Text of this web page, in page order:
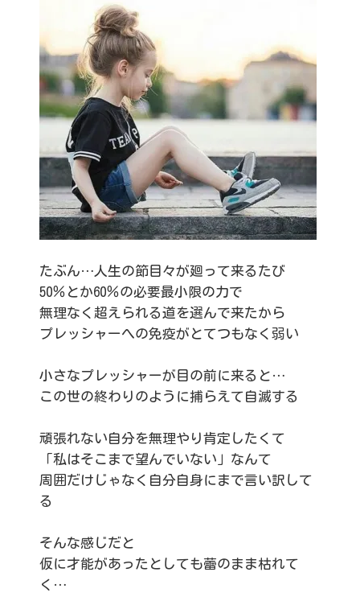
たぶん…人生の節目々が廻って来るたび
50％とか60％の必要最小限の力で
無理なく超えられる道を選んで来たから
プレッシャーへの免疫がとてつもなく弱い
小さなプレッシャーが目の前に来ると…
この世の終わりのように捕らえて自滅する
頑張れない自分を無理やり肯定したくて
「私はそこまで望んでいない」なんて
周囲だけじゃなく自分自身にまで言い訳して
る
そんな感じだと
仮に才能があったとしても蕾のまま枯れて
く…